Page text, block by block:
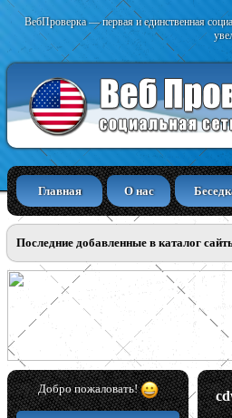
ВебПроверка — первая и единственная
Главная О нас
Последние добавленные в каталог
Добро пожаловать!